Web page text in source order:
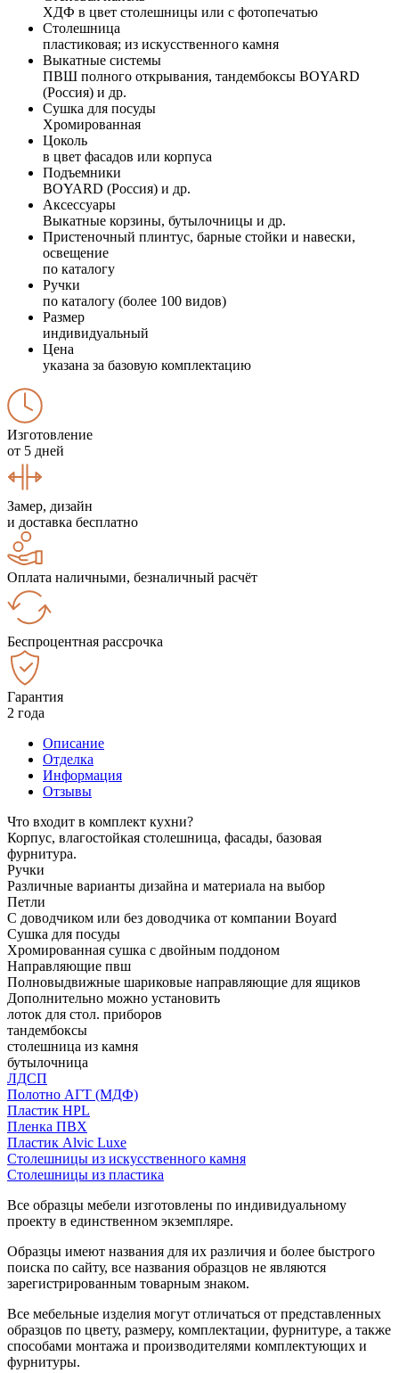
ХДФ в цвет столешницы или с фотопечатью
Столешница
пластиковая; из искусственного камня
Выкатные системы
ПВШ полного открывания, тандембоксы BOYARD
(Россия) и др.
Сушка для посуды
Хромированная
Цоколь
в цвет фасадов или корпуса
Подъемники
BOYARD (Россия) и др.
Аксессуары
Выкатные корзины, бутылочницы и др.
Пристеночный плинтус, барные стойки и навески,
освещение
по каталогу
Ручки
по каталогу (более 100 видов)
Размер
индивидуальный
Цена
указана за базовую комплектацию
Изготовление
от 5 дней
Замер, дизайн
и доставка бесплатно
Оплата наличными, безналичный расчёт
Беспроцентная рассрочка
Гарантия
2 года
Описание
Отделка
Информация
Отзывы
Что входит в комплект кухни?
Корпус, влагостойкая столешница, фасады, базовая
фурнитура.
Ручки
Различные варианты дизайна и материала на выбор
Петли
С доводчиком или без доводчика от компании Boyard
Сушка для посуды
Хромированная сушка с двойным поддоном
Направляющие пвш
Полновыдвижные шариковые направляющие для ящиков
Дополнительно можно установить
лоток для стол. приборов
тандембоксы
столешница из камня
бутылочница
ЛДСП
Полотно АГТ (МДФ)
Пластик HPL
Пленка ПВХ
Пластик Alvic Luxe
Столешницы из искусственного камня
Столешницы из пластика
Все образцы мебели изготовлены по индивидуальному
проекту в единственном экземпляре.
Образцы имеют названия для их различия и более быстрого
поиска по сайту, все названия образцов не являются
зарегистрированным товарным знаком.
Все мебельные изделия могут отличаться от представленных
образцов по цвету, размеру, комплектации, фурнитуре, а также
способами монтажа и производителями комплектующих и
фурнитуры.